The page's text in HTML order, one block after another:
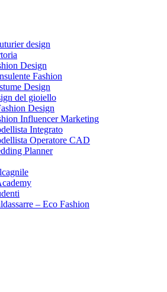
design
Design
Fashion
Design
del gioiello
Design
Influencer Marketing
Integrato
Operatore CAD
Planner
– Eco Fashion